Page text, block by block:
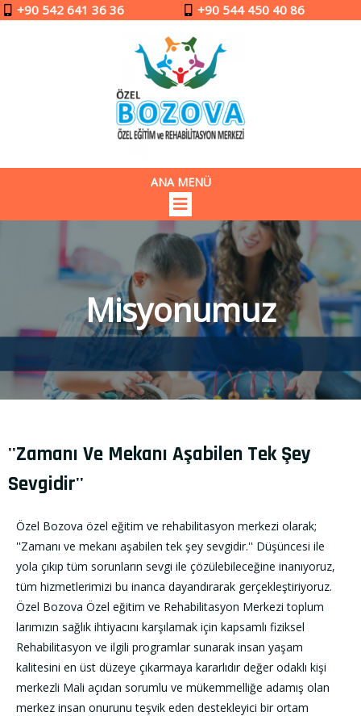
+90 542 641 36 36 +90 544 450 40 86
ANA MENÜ
Misyonumuz
''Zamanı Ve Mekanı Aşabilen Tek Şey
Sevgidir''
Özel Bozova özel eğitim ve rehabilitasyon merkezi olarak;
''Zamanı ve mekanı aşabilen tek şey sevgidir.'' Düşüncesi ile
yola çıkıp tüm sorunların sevgi ile çözülebileceğine inanıyoruz,
tüm hizmetlerimizi bu inanca dayandırarak gerçekleştiriyoruz.
Özel Bozova Özel eğitim ve Rehabilitasyon Merkezi toplum
larımızın sağlık ihtiyacını karşılamak için kapsamlı fiziksel
Rehabilitasyon ve ilgili programlar sunarak insan yaşam
kalitesini en üst düzeye çıkarmaya kararlıdır değer odaklı kişi
merkezli Mali açıdan sorumlu ve mükemmelliğe adamış olan
merkez insan onurunu teşvik eden destekleyici bir ortam